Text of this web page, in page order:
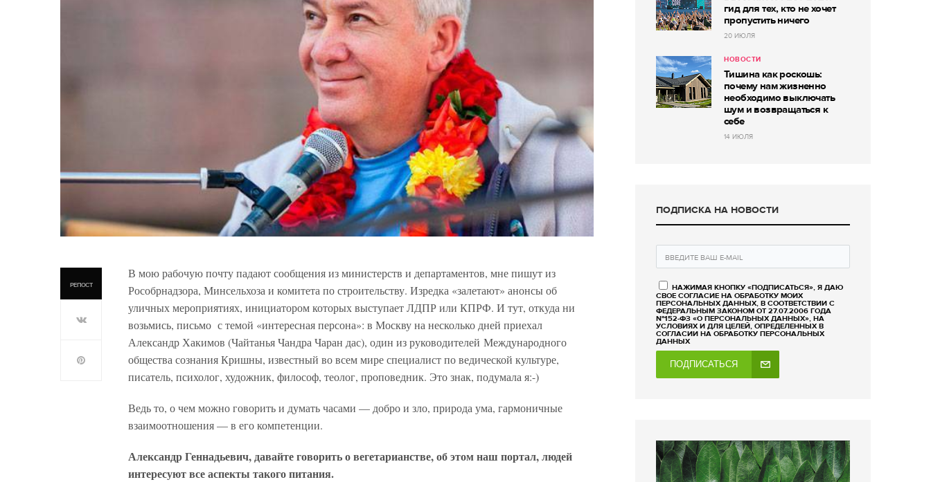
РЕПОСТ
В мою рабочую почту падают сообщения из министерств и департаментов, мне пишут из
Рособрнадзора, Минсельхоза и комитета по строительству. Изредка «залетают» анонсы об
уличных мероприятиях, инициатором которых выступает ЛДПР или КПРФ. И тут, откуда ни
возьмись, письмо с темой «интересная персона»: в Москву на несколько дней приехал
Александр Хакимов (Чайтанья Чандра Чаран дас), один из руководителей Международного
общества сознания Кришны, известный во всем мире специалист по ведической культуре,
писатель, психолог, художник, философ, теолог, проповедник. Это знак, подумала я:-)
Ведь то, о чем можно говорить и думать часами — добро и зло, природа ума, гармоничные
взаимоотношения — в его компетенции.
Александр Геннадьевич, давайте говорить о вегетарианстве, об этом наш портал, людей
интересуют все аспекты такого питания.
гид для тех, кто не хочет
пропустить ничего
20 ИЮЛЯ
НОВОСТИ
Тишина как роскошь:
почему нам жизненно
необходимо выключать
шум и возвращаться к
себе
14 ИЮЛЯ
ПОДПИСКА НА НОВОСТИ
НАЖИМАЯ КНОПКУ «ПОДПИСАТЬСЯ», Я ДАЮ
СВОЕ СОГЛАСИЕ НА ОБРАБОТКУ МОИХ
ПЕРСОНАЛЬНЫХ ДАННЫХ, В СООТВЕТСТВИИ С
ФЕДЕРАЛЬНЫМ ЗАКОНОМ ОТ 27.07.2006 ГОДА
№152-ФЗ «О ПЕРСОНАЛЬНЫХ ДАННЫХ», НА
УСЛОВИЯХ И ДЛЯ ЦЕЛЕЙ, ОПРЕДЕЛЕННЫХ В
СОГЛАСИИ НА ОБРАБОТКУ ПЕРСОНАЛЬНЫХ
ДАННЫХ
ПОДПИСАТЬСЯ